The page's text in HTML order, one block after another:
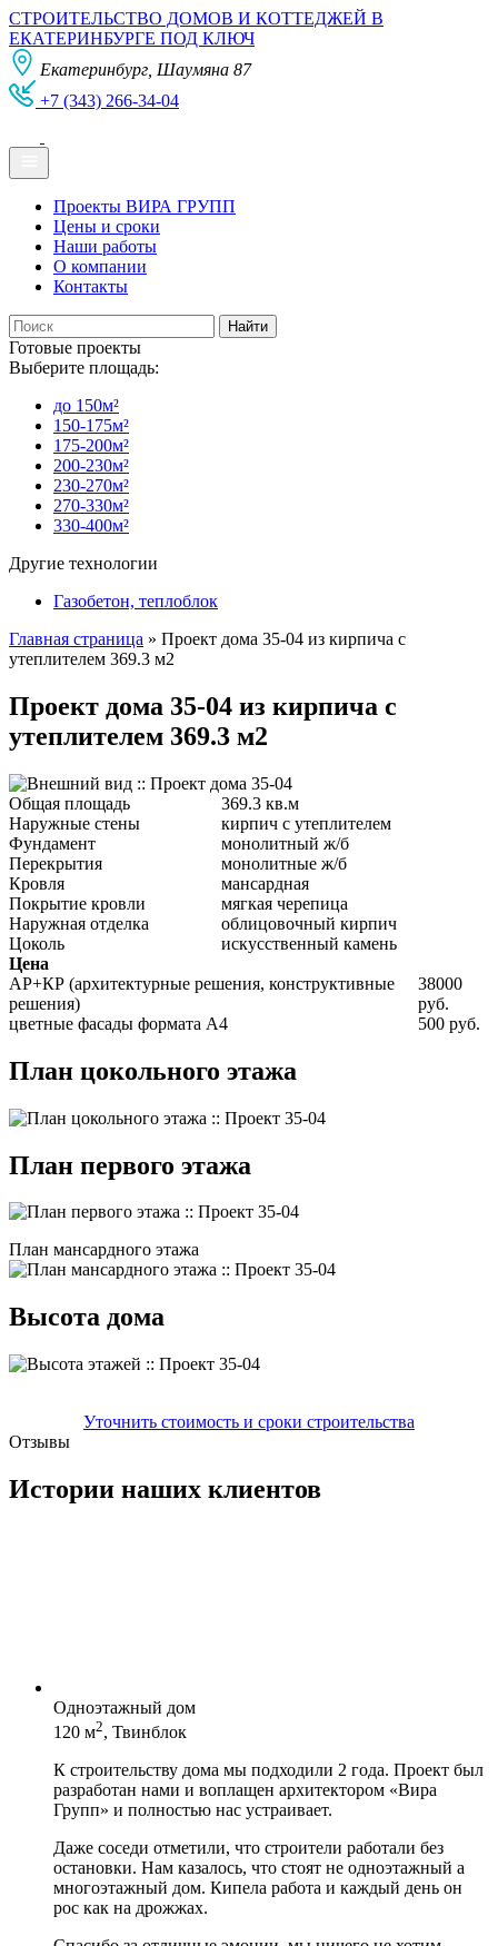
СТРОИТЕЛЬСТВО ДОМОВ И КОТТЕДЖЕЙ В
ЕКАТЕРИНБУРГЕ ПОД КЛЮЧ
Екатеринбург, Шаумяна 87
+7 (343) 266-34-04
Проекты ВИРА ГРУПП
Цены и сроки
Наши работы
О компании
Контакты
Готовые проекты
Выберите площадь:
до 150м²
150-175м²
175-200м²
200-230м²
230-270м²
270-330м²
330-400м²
Другие технологии
Газобетон, теплоблок
Главная страница » Проект дома 35-04 из кирпича с
утеплителем 369.3 м2
Проект дома 35-04 из кирпича с
утеплителем 369.3 м2
Общая площадь
369.3 кв.м
Наружные стены
кирпич с утеплителем
Фундамент
монолитный ж/б
Перекрытия
монолитные ж/б
Кровля
мансардная
Покрытие кровли
мягкая черепица
Наружная отделка
облицовочный кирпич
Цоколь
искусственный камень
Цена
АР+КР (архитектурные решения, конструктивные
решения)
38000
руб.
цветные фасады формата А4
500 руб.
План цокольного этажа
План первого этажа
План мансардного этажа
Высота дома
Уточнить стоимость и сроки строительства
Отзывы
Истории наших клиентов
Одноэтажный дом
120 м2, Твинблок
К строительству дома мы подходили 2 года. Проект был
разработан нами и воплащен архитектором «Вира
Групп» и полностью нас устраивает.
Даже соседи отметили, что строители работали без
остановки. Нам казалось, что стоят не одноэтажный а
многоэтажный дом. Кипела работа и каждый день он
рос как на дрожжах.